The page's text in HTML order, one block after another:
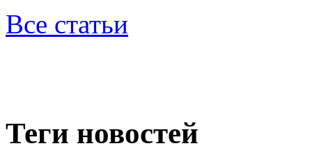
Все статьи
Теги новостей